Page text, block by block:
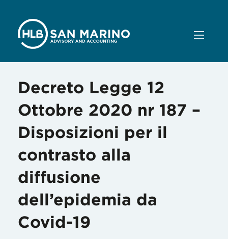
Decreto Legge 12
Ottobre 2020 nr 187 –
Disposizioni per il
contrasto alla
diffusione
dell’epidemia da
Covid-19